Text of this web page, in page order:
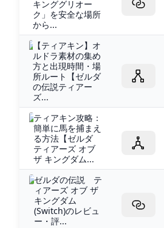
キンググリオー
ク」を安全な場所
から...
【ティアキン】オ
ルドラ素材の集め
方と出現時間・場
所ルート【ゼルダ
の伝説ティアー
ズ...
ティアキン攻略：
簡単に馬を捕まえ
る方法【ゼルダ
ティアーズ オブ
ザ キングダム...
ゼルダの伝説 テ
ィアーズ オブ ザ
キングダム
(Switch)のレビュ
ー・評...